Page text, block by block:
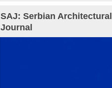
SAJ: Serbian Architectural
Journal